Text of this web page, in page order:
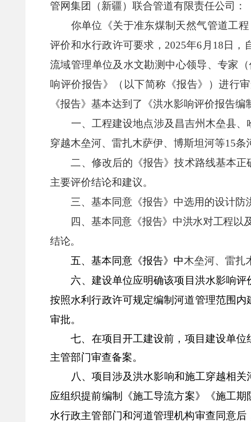
管网集团（新疆）联合管道有限责任公司 ：
你单位 《关于准东煤制天然气管道工程
评价和水行政许可要求， 2025年6 月 18 日，
流域管理单位及水文勘测 中心领导、专家
响评价报告》（以下简称《报告》）进行
《报告》基本达到了《洪水影响评价报告
一、 工程建设地点涉及 昌吉州木垒县
穿越木垒河、雷扎木萨伊、博斯坦河等15条
二、修改后的《报告》技术路线基本
主要评价结论和建议。
三、基本同意《报告》中选用的设计防
四、基本同意《报告》中洪水对工程以
结论。
五、基本同意《报告》中木垒河、雷扎
六、建设单位应明确该项目洪水影响
按照水利行政许可规定编制河道管理范围
审批。
七、在项目开工建设前，项目建设单
主管部门审查备案。
八、项目涉及洪水影响和施工穿越相关
应组织提前编制 《施工导流方案》《施工
水行政主管部门和河道管理机构审查同意